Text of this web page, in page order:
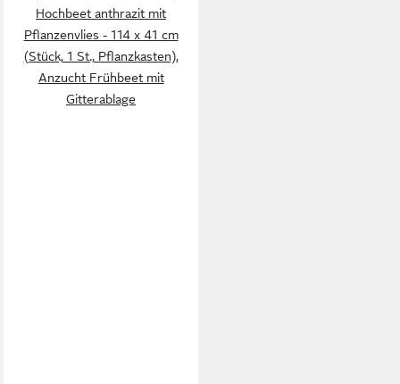
Hochbeet anthrazit mit
Pflanzenvlies - 114 x 41 cm
(Stück, 1 St., Pflanzkasten),
Anzucht Frühbeet mit
Gitterablage